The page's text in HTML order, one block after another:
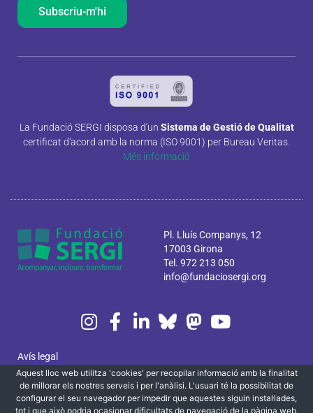
Subscriu-m'hi
La Fundació SERGI disposa d'un Sistema de Gestió de Qualitat
certificat d'acord amb la norma (ISO 9001) per Bureau Veritas.
Més informació
Pl. Lluís Companys, 12
17003 Girona
Tel. 972 213 050
info@fundaciosergi.org
Avís legal
Política de privacitat i cookies
Canal ètic
Aquest lloc web utilitza 'cookies' per recopilar informació amb la finalitat
de millorar els nostres serveis i per l'anàlisi. L'usuari té la possibilitat de
configurar el seu navegador per impedir que aquestes siguin instal·lades,
tot i que això podria ocasionar dificultats de navegació de la pàgina web.